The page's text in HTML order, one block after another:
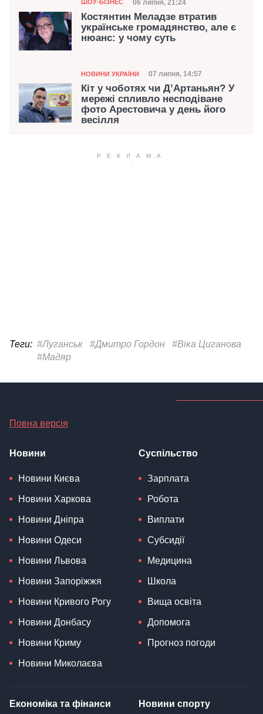
ШОУ-БІЗНЕС Дата публікації
06 липня, 21:24
Костянтин Меладзе втратив
українське громадянство, але є
нюанс: у чому суть
Категорія
НОВИНИ УКРАЇНИ Дата публікації
07 липня, 14:57
Кіт у чоботях чи Д’Артаньян? У
мережі спливло несподіване
фото Арестовича у день його
весілля
Теги: #Луганськ #Дмитро Гордон
#Віка Циганова
#Мадяр
Повна версія
Новини
Новини Києва
Новини Харкова
Новини Дніпра
Новини Одеси
Новини Львова
Новини Запоріжжя
Новини Кривого Рогу
Новини Донбасу
Новини Криму
Новини Миколаєва
Суспільство
Зарплата
Робота
Виплати
Субсидії
Медицина
Школа
Вища освіта
Допомога
Прогноз погоди
Економіка та фінанси Новини спорту